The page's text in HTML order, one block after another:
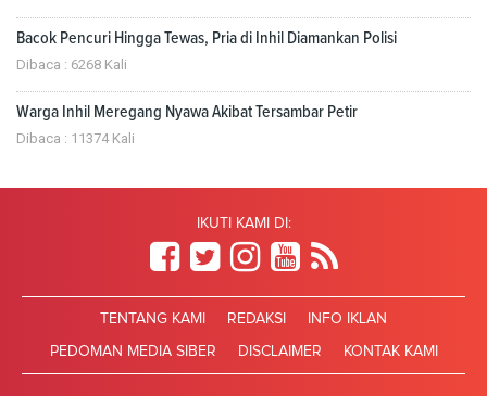
Bacok Pencuri Hingga Tewas, Pria di Inhil Diamankan Polisi
Dibaca : 6268 Kali
Warga Inhil Meregang Nyawa Akibat Tersambar Petir
Dibaca : 11374 Kali
IKUTI KAMI DI:
TENTANG KAMI REDAKSI INFO IKLAN
PEDOMAN MEDIA SIBER DISCLAIMER KONTAK KAMI